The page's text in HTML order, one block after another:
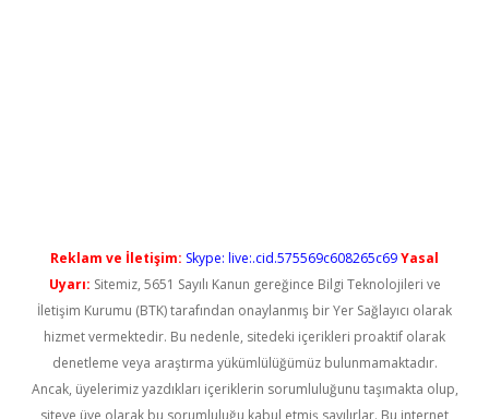
Reklam ve İletişim: Skype: live:.cid.575569c608265c69Yasal
Uyarı: Sitemiz, 5651 Sayılı Kanun gereğince Bilgi Teknolojileri ve
İletişim Kurumu (BTK) tarafından onaylanmış bir Yer Sağlayıcı olarak
hizmet vermektedir. Bu nedenle, sitedeki içerikleri proaktif olarak
denetleme veya araştırma yükümlülüğümüz bulunmamaktadır.
Ancak, üyelerimiz yazdıkları içeriklerin sorumluluğunu taşımakta olup,
siteye üye olarak bu sorumluluğu kabul etmiş sayılırlar. Bu internet